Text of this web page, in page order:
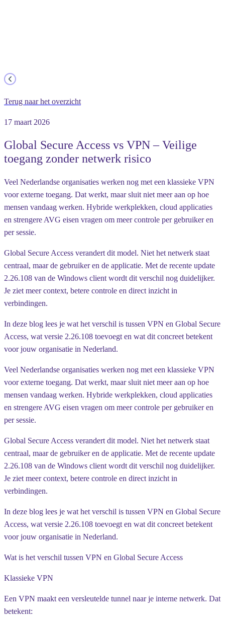
Terug naar het overzicht
17 maart 2026
Global Secure Access vs VPN – Veilige
toegang zonder netwerk risico
Veel Nederlandse organisaties werken nog met een klassieke VPN
voor externe toegang. Dat werkt, maar sluit niet meer aan op hoe
mensen vandaag werken. Hybride werkplekken, cloud applicaties
en strengere AVG eisen vragen om meer controle per gebruiker en
per sessie.
Global Secure Access verandert dit model. Niet het netwerk staat
centraal, maar de gebruiker en de applicatie. Met de recente update
2.26.108 van de Windows client wordt dit verschil nog duidelijker.
Je ziet meer context, betere controle en direct inzicht in
verbindingen.
In deze blog lees je wat het verschil is tussen VPN en Global Secure
Access, wat versie 2.26.108 toevoegt en wat dit concreet betekent
voor jouw organisatie in Nederland.
Veel Nederlandse organisaties werken nog met een klassieke VPN
voor externe toegang. Dat werkt, maar sluit niet meer aan op hoe
mensen vandaag werken. Hybride werkplekken, cloud applicaties
en strengere AVG eisen vragen om meer controle per gebruiker en
per sessie.
Global Secure Access verandert dit model. Niet het netwerk staat
centraal, maar de gebruiker en de applicatie. Met de recente update
2.26.108 van de Windows client wordt dit verschil nog duidelijker.
Je ziet meer context, betere controle en direct inzicht in
verbindingen.
In deze blog lees je wat het verschil is tussen VPN en Global Secure
Access, wat versie 2.26.108 toevoegt en wat dit concreet betekent
voor jouw organisatie in Nederland.
Wat is het verschil tussen VPN en Global Secure Access
Klassieke VPN
Een VPN maakt een versleutelde tunnel naar je interne netwerk. Dat
betekent: